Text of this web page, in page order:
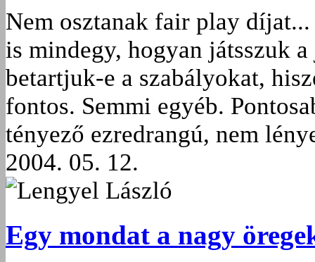
Nem osztanak fair play
is mindegy, hogyan játsszuk
betartjuk-e a szabályokat,
fontos. Semmi egyéb.
tényező ezredrangú, nem
2004. 05. 12.
Lengyel László
Egy mondat a nagy